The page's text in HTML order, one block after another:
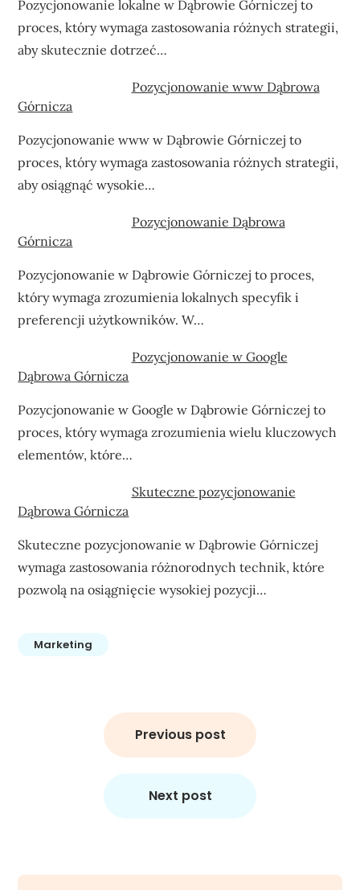
Pozycjonowanie lokalne w Dąbrowie Górniczej to
proces, który wymaga zastosowania różnych strategii,
aby skutecznie dotrzeć…
Pozycjonowanie www Dąbrowa
Górnicza
Pozycjonowanie www w Dąbrowie Górniczej to
proces, który wymaga zastosowania różnych strategii,
aby osiągnąć wysokie…
Pozycjonowanie Dąbrowa
Górnicza
Pozycjonowanie w Dąbrowie Górniczej to proces,
który wymaga zrozumienia lokalnych specyfik i
preferencji użytkowników. W…
Pozycjonowanie w Google
Dąbrowa Górnicza
Pozycjonowanie w Google w Dąbrowie Górniczej to
proces, który wymaga zrozumienia wielu kluczowych
elementów, które…
Skuteczne pozycjonowanie
Dąbrowa Górnicza
Skuteczne pozycjonowanie w Dąbrowie Górniczej
wymaga zastosowania różnorodnych technik, które
pozwolą na osiągnięcie wysokiej pozycji…
Marketing
Previous post
Next post